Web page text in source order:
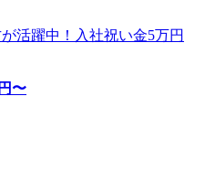
活躍中！入社祝い金5万円
円〜